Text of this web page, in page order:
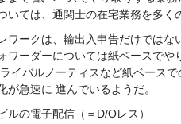
いては、通関士の在宅業務を多く
ワークは、輸出入申告だけではな
ワーダーについては紙ベースでや
イバルノーティスなど紙ベースで
が急速に 進んでいるようだ。
ルの電子配信（＝D/Oレス）